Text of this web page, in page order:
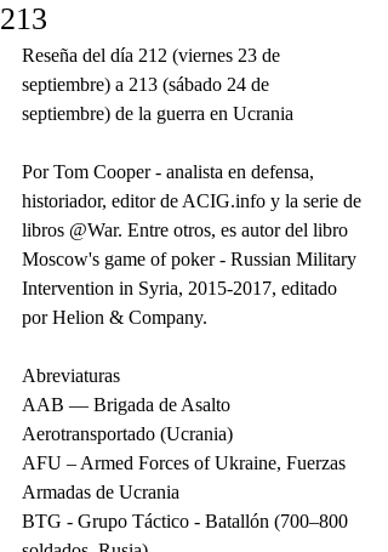
213
Reseña del día 212 (viernes 23 de
septiembre) a 213 (sábado 24 de
septiembre) de la guerra en Ucrania
Por Tom Cooper - analista en defensa,
historiador, editor de ACIG.info y la serie de
libros @War. Entre otros, es autor del libro
Moscow's game of poker - Russian Military
Intervention in Syria, 2015-2017, editado
por Helion & Company.
Abreviaturas
AAB — Brigada de Asalto
Aerotransportado (Ucrania)
AFU – Armed Forces of Ukraine, Fuerzas
Armadas de Ucrania
BTG - Grupo Táctico - Batallón (700–800